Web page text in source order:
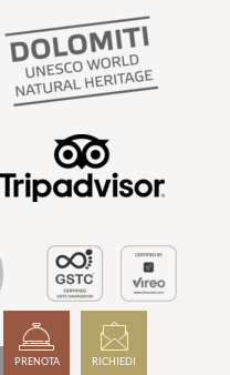
PRENOTA RICHIEDI